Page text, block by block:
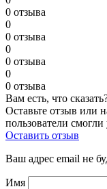
0 отзыва
0
0 отзыва
0
0 отзыва
0
0 отзыва
Вам есть, что
Оставьте отзыв или
пользователи
Оставить отзыв
Ваш адрес email не
Имя